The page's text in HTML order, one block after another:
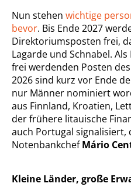
Nun stehen wichtige
bevor. Bis Ende 2027
Direktoriumsposten frei,
Lagarde und Schnabel.
frei werdenden Posten
2026 sind kurz vor Ende
nur Männer nominiert
aus Finnland, Kroatien,
der frühere litauische
auch Portugal signalisiert,
NotenbankchefMário
Kleine Länder, große